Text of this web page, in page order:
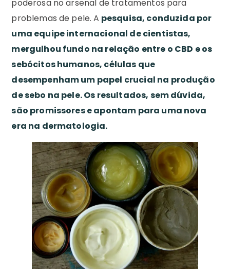
poderosa no arsenal de tratamentos para
problemas de pele. A pesquisa, conduzida por
uma equipe internacional de cientistas,
mergulhou fundo na relação entre o CBD e os
sebócitos humanos, células que
desempenham um papel crucial na produção
de sebo na pele. Os resultados, sem dúvida,
são promissores e apontam para uma nova
era na dermatologia.